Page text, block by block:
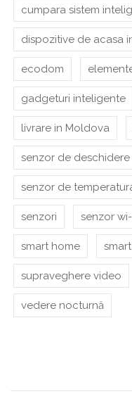
cumpara sistem
dispozitive de acasa
ecodom
gadgeturi inteligente
livrare in Moldova
senzor de deschidere
senzor de
senzori senzor
smart home
supraveghere video
vedere nocturnă